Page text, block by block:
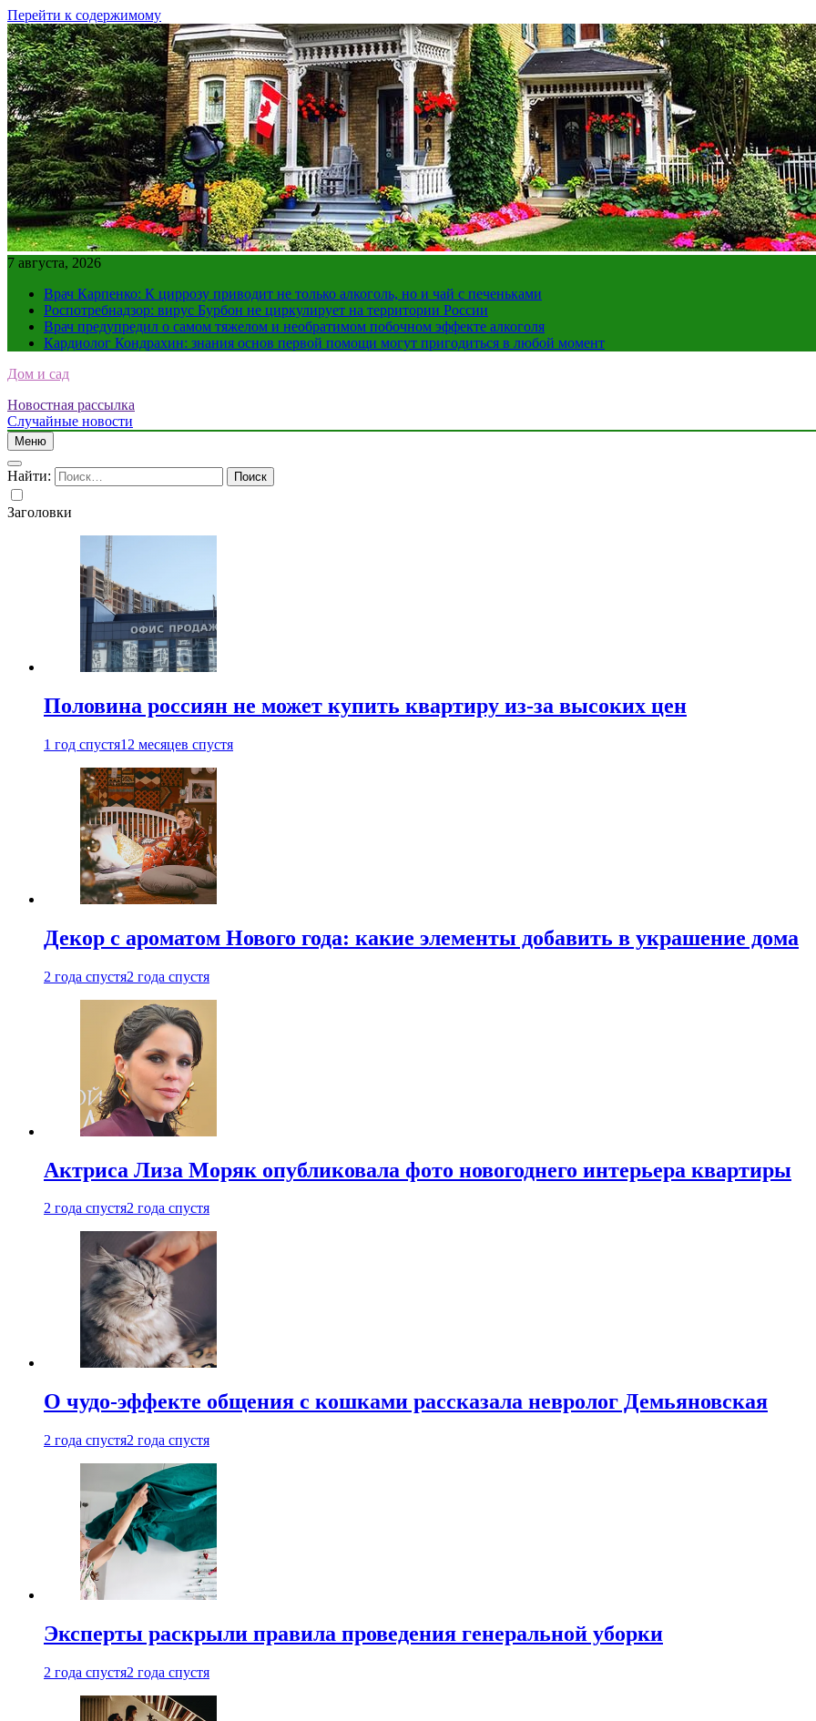
Перейти к содержимому
7 августа, 2026
Врач Карпенко: К циррозу приводит не только алкоголь, но и чай с печеньками
Роспотребнадзор: вирус Бурбон не циркулирует на территории России
Врач предупредил о самом тяжелом и необратимом побочном эффекте алкоголя
Кардиолог Кондрахин: знания основ первой помощи могут пригодиться в любой момент
Дом и сад
Новостная рассылка
Случайные новости
Меню
Найти:
Заголовки
Половина россиян не может купить квартиру из-за высоких цен
1 год спустя12 месяцев спустя
Декор с ароматом Нового года: какие элементы добавить в украшение дома
2 года спустя2 года спустя
Актриса Лиза Моряк опубликовала фото новогоднего интерьера квартиры
2 года спустя2 года спустя
О чудо-эффекте общения с кошками рассказала невролог Демьяновская
2 года спустя2 года спустя
Эксперты раскрыли правила проведения генеральной уборки
2 года спустя2 года спустя